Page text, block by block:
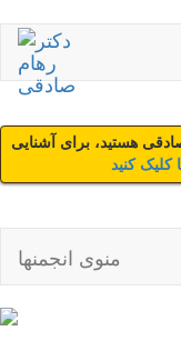
هستید، برای آشنایی
کلیک کنید
منوی انجمنها